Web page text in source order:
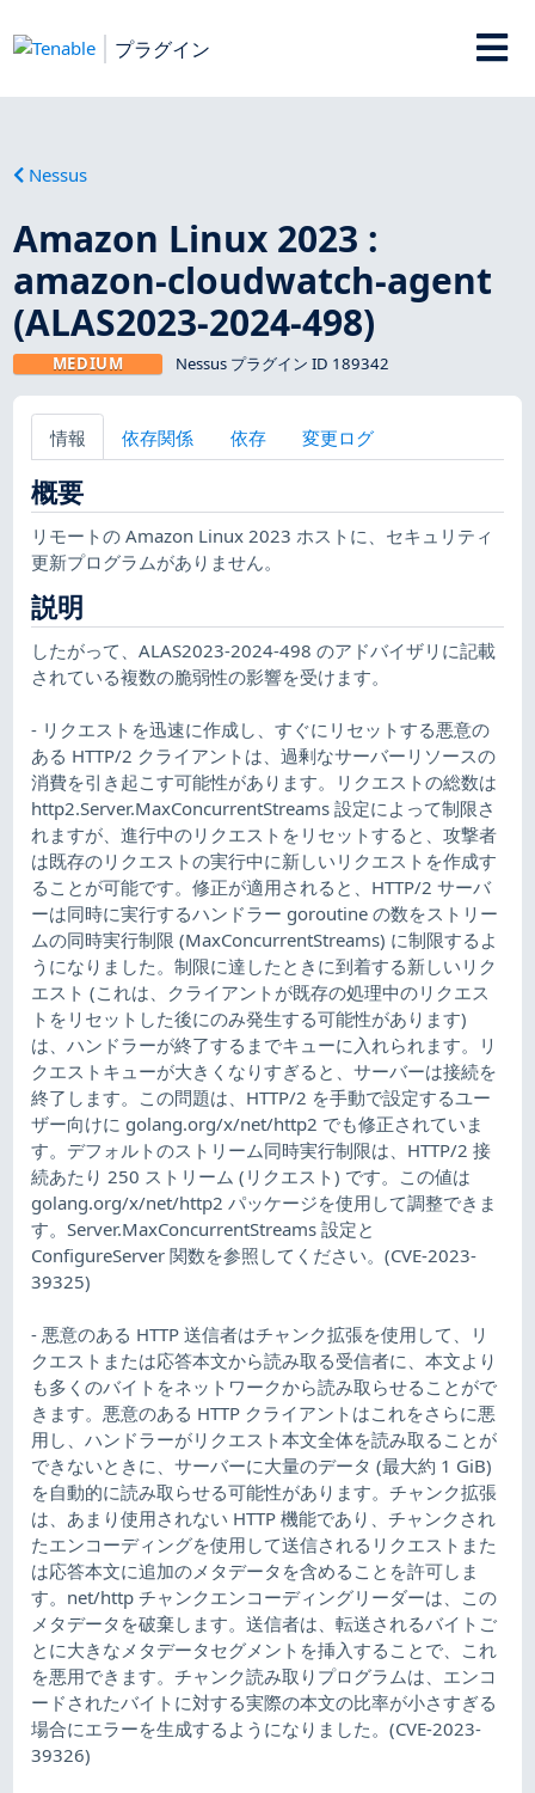
プラグイン
Nessus
Amazon Linux 2023 :
amazon-cloudwatch-agent
(ALAS2023-2024-498)
MEDIUM Nessus プラグイン ID 189342
情報 依存関係 依存 変更ログ
概要
リモートの Amazon Linux 2023 ホストに、セキュリティ
更新プログラムがありません。
説明
したがって、ALAS2023-2024-498 のアドバイザリに記載
されている複数の脆弱性の影響を受けます。
- リクエストを迅速に作成し、すぐにリセットする悪意の
ある HTTP/2 クライアントは、過剰なサーバーリソースの
消費を引き起こす可能性があります。リクエストの総数は
http2.Server.MaxConcurrentStreams 設定によって制限さ
れますが、進行中のリクエストをリセットすると、攻撃者
は既存のリクエストの実行中に新しいリクエストを作成す
ることが可能です。修正が適用されると、HTTP/2 サーバ
ーは同時に実行するハンドラー goroutine の数をストリー
ムの同時実行制限 (MaxConcurrentStreams) に制限するよ
うになりました。制限に達したときに到着する新しいリク
エスト (これは、クライアントが既存の処理中のリクエス
トをリセットした後にのみ発生する可能性があります)
は、ハンドラーが終了するまでキューに入れられます。リ
クエストキューが大きくなりすぎると、サーバーは接続を
終了します。この問題は、HTTP/2 を手動で設定するユー
ザー向けに golang.org/x/net/http2 でも修正されていま
す。デフォルトのストリーム同時実行制限は、HTTP/2 接
続あたり 250 ストリーム (リクエスト) です。この値は
golang.org/x/net/http2 パッケージを使用して調整できま
す。Server.MaxConcurrentStreams 設定と
ConfigureServer 関数を参照してください。(CVE-2023-
39325)
- 悪意のある HTTP 送信者はチャンク拡張を使用して、リ
クエストまたは応答本文から読み取る受信者に、本文より
も多くのバイトをネットワークから読み取らせることがで
きます。悪意のある HTTP クライアントはこれをさらに悪
用し、ハンドラーがリクエスト本文全体を読み取ることが
できないときに、サーバーに大量のデータ (最大約 1 GiB)
を自動的に読み取らせる可能性があります。チャンク拡張
は、あまり使用されない HTTP 機能であり、チャンクされ
たエンコーディングを使用して送信されるリクエストまた
は応答本文に追加のメタデータを含めることを許可しま
す。net/http チャンクエンコーディングリーダーは、この
メタデータを破棄します。送信者は、転送されるバイトご
とに大きなメタデータセグメントを挿入することで、これ
を悪用できます。チャンク読み取りプログラムは、エンコ
ードされたバイトに対する実際の本文の比率が小さすぎる
場合にエラーを生成するようになりました。(CVE-2023-
39326)